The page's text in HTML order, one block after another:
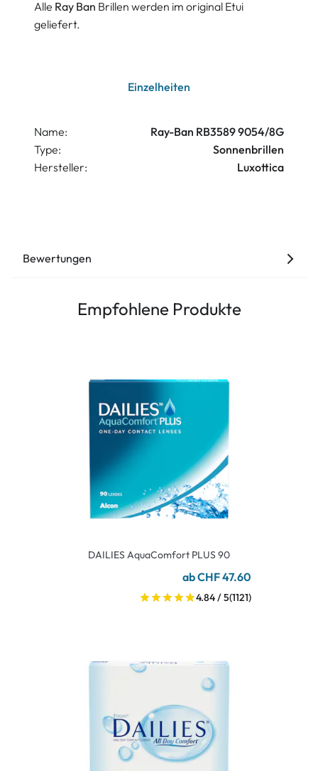
Alle Ray Ban Brillen werden im original Etui
geliefert.
Einzelheiten
Name:
Ray-Ban RB3589 9054/8G
Type:
Sonnenbrillen
Hersteller:
Luxottica
Bewertungen
Empfohlene Produkte
DAILIES AquaComfort PLUS 90
ab CHF 47.60
4.84 / 5(1121)